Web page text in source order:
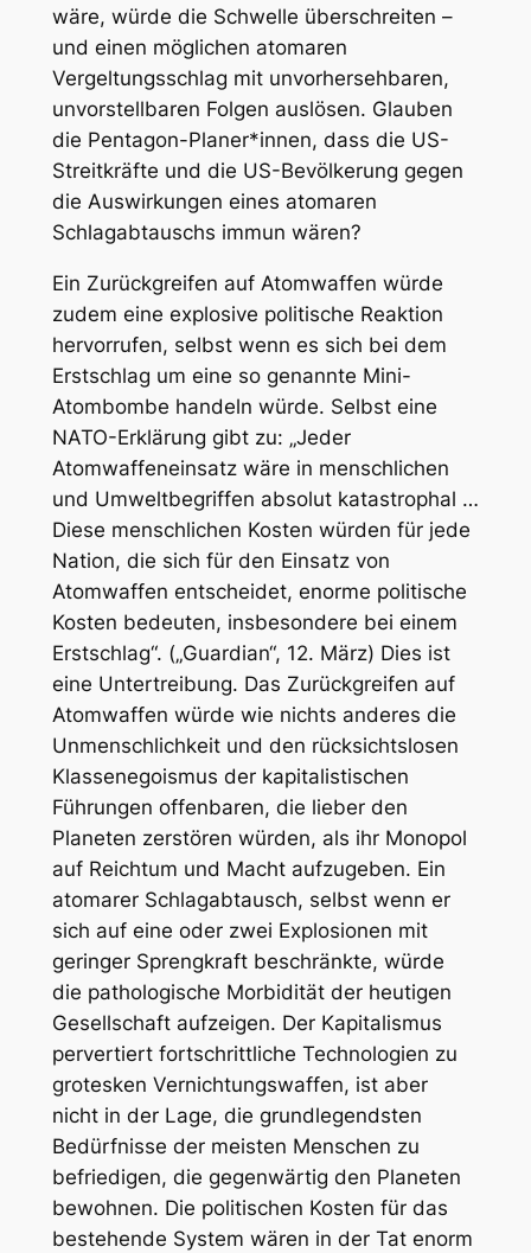
wäre, würde die Schwelle überschreiten –
und einen möglichen atomaren
Vergeltungsschlag mit unvorhersehbaren,
unvorstellbaren Folgen auslösen. Glauben
die Pentagon-Planer*innen, dass die US-
Streitkräfte und die US-Bevölkerung gegen
die Auswirkungen eines atomaren
Schlagabtauschs immun wären?
Ein Zurückgreifen auf Atomwaffen würde
zudem eine explosive politische Reaktion
hervorrufen, selbst wenn es sich bei dem
Erstschlag um eine so genannte Mini-
Atombombe handeln würde. Selbst eine
NATO-Erklärung gibt zu: „Jeder
Atomwaffeneinsatz wäre in menschlichen
und Umweltbegriffen absolut katastrophal …
Diese menschlichen Kosten würden für jede
Nation, die sich für den Einsatz von
Atomwaffen entscheidet, enorme politische
Kosten bedeuten, insbesondere bei einem
Erstschlag“. („Guardian“, 12. März) Dies ist
eine Untertreibung. Das Zurückgreifen auf
Atomwaffen würde wie nichts anderes die
Unmenschlichkeit und den rücksichtslosen
Klassenegoismus der kapitalistischen
Führungen offenbaren, die lieber den
Planeten zerstören würden, als ihr Monopol
auf Reichtum und Macht aufzugeben. Ein
atomarer Schlagabtausch, selbst wenn er
sich auf eine oder zwei Explosionen mit
geringer Sprengkraft beschränkte, würde
die pathologische Morbidität der heutigen
Gesellschaft aufzeigen. Der Kapitalismus
pervertiert fortschrittliche Technologien zu
grotesken Vernichtungswaffen, ist aber
nicht in der Lage, die grundlegendsten
Bedürfnisse der meisten Menschen zu
befriedigen, die gegenwärtig den Planeten
bewohnen. Die politischen Kosten für das
bestehende System wären in der Tat enorm